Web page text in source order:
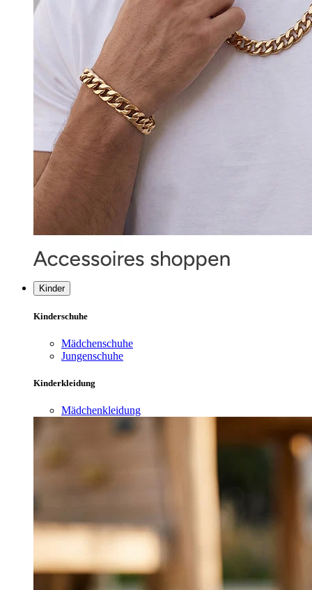
Kinder
Kinderschuhe
Mädchenschuhe
Jungenschuhe
Kinderkleidung
Mädchenkleidung